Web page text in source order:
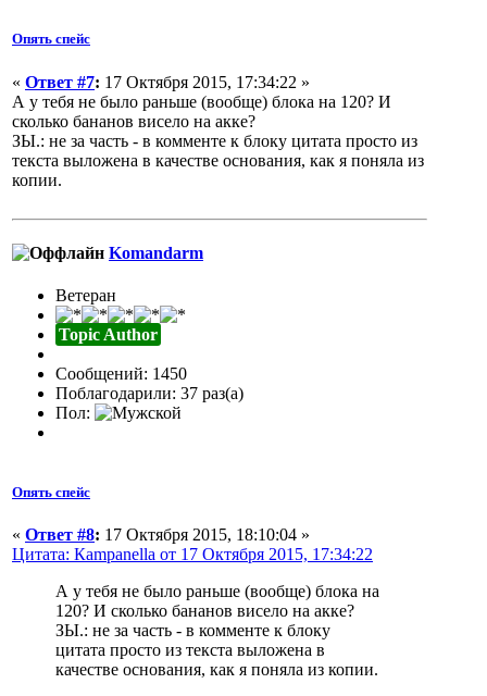
Опять спейс
« Ответ #7: 17 Октября 2015, 17:34:22 »
А у тебя не было раньше (вообще) блока на 120? И
сколько бананов висело на акке?
ЗЫ.: не за часть - в комменте к блоку цитата просто из
текста выложена в качестве основания, как я поняла из
копии.
Komandarm
Ветеран
Topic Author
Сообщений: 1450
Поблагодарили: 37 раз(а)
Пол:
Опять спейс
« Ответ #8: 17 Октября 2015, 18:10:04 »
Цитата: Кampanella от 17 Октября 2015, 17:34:22
А у тебя не было раньше (вообще) блока на
120? И сколько бананов висело на акке?
ЗЫ.: не за часть - в комменте к блоку
цитата просто из текста выложена в
качестве основания, как я поняла из копии.